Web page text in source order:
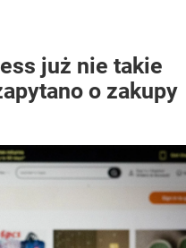
już nie takie
o zakupy